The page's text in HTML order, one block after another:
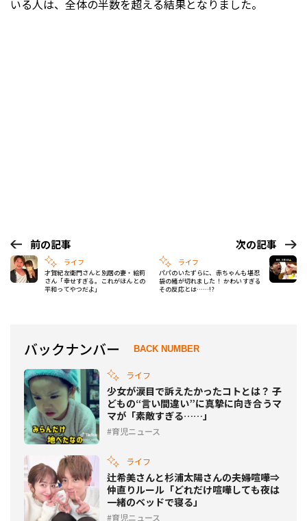
いる人は、全体の半数を超える結果となりました。
前の記事
ライフ
才賀紀左衛門さんと別居の妻・絵莉
さん「幸せすぎる。これがほんとの
平和ってやつだよ」
次の記事
ライフ
パパのいたずらに、赤ちゃんも堪忍
袋の緒が切れました！ かわいすぎる
その反応とは……!?
バックナンバー BACK NUMBER
ライフ
少女が涙目で訴えたかったコトとは？ 子
どもの“言い間違い”に真摯に向き合うマ
マが「素敵すぎる……」
育児ニュース
ライフ
辻希美さんと杉浦太陽さんの夫婦喧嘩⇒
仲直りルール「どれだけ喧嘩しても夜は
一緒のベッドで寝る」
育児ニュース